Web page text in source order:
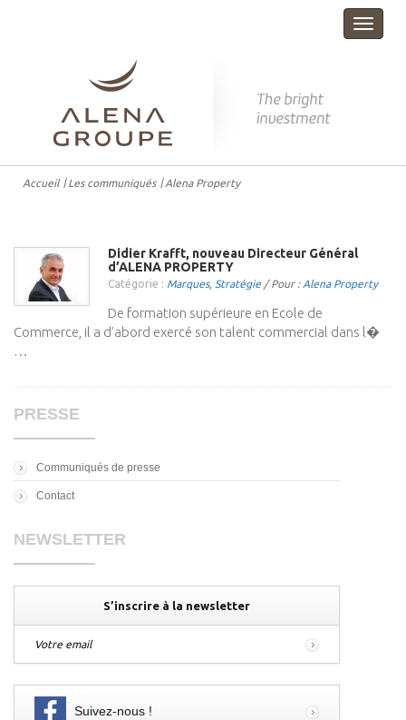
Toggle
Accueil Les communiqués Alena Property
Didier Krafft, nouveau Directeur Général
d’ALENA PROPERTY
Catégorie : Marques, Stratégie/ Pour : Alena Property
De formation supérieure en Ecole de
Commerce, il a d’abord exercé son talent commercial dans l�
…
PRESSE
Communiqués de presse
Contact
NEWSLETTER
S’inscrire à la newsletter
Votre email
Suivez-nous !